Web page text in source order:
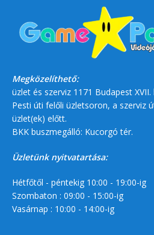
Megközelíthető:
üzlet és szerviz 1171 Budapest XVII.
Pesti úti felőli üzletsoron, a szerviz
üzlet(ek) előtt.
BKK buszmegálló: Kucorgó tér.
Üzletünk nyitvatartása:
Hétfőtől - péntekig 10:00 - 19:00-ig
Szombaton : 09:00 - 15:00-ig
Vasárnap : 10:00 - 14:00-ig